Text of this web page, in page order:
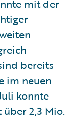
mit der
bereits
im neuen
konnte
2,3 Mio.